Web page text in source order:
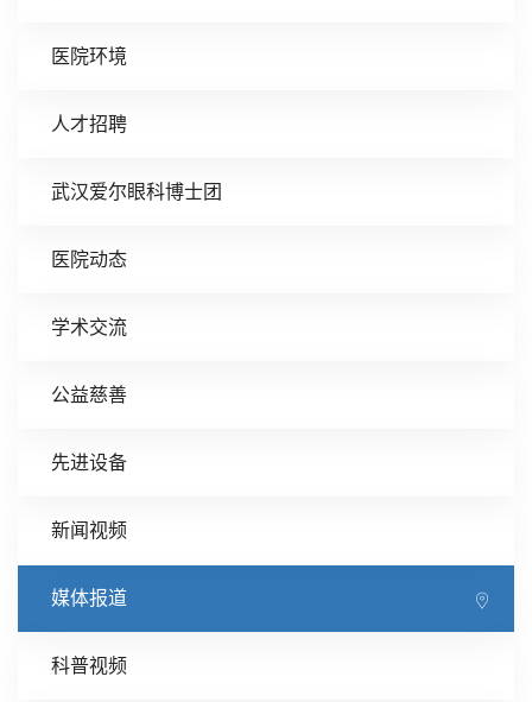
医院环境
人才招聘
武汉爱尔眼科博士团
医院动态
学术交流
公益慈善
先进设备
新闻视频
媒体报道
科普视频